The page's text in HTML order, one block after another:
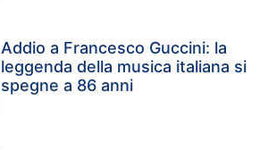
Addio a Francesco Guccini: la
leggenda della musica italiana si
spegne a 86 anni